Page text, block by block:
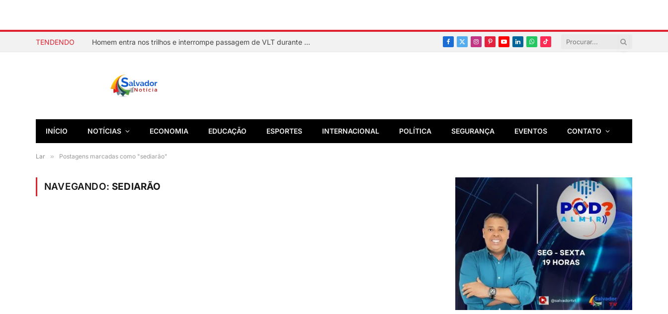
TENDENDO Homem entra nos trilhos e interrompe passagem de VLT durante testes em Salvador
Facebook
X
Instagram
PinterestYouTubeLinkedInWhatsapp
TikTok
INÍCIO NOTÍCIAS ECONOMIA EDUCAÇÃO ESPORTES INTERNACIONAL POLÍTICA SEGURANÇA EVENTOS CONTATO
Lar » Postagens marcadas como "sediarão"
NAVEGANDO: SEDIARÃO